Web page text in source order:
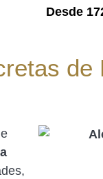
Desde